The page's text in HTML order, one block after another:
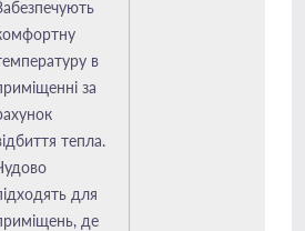
в
за
тепла.
для
де